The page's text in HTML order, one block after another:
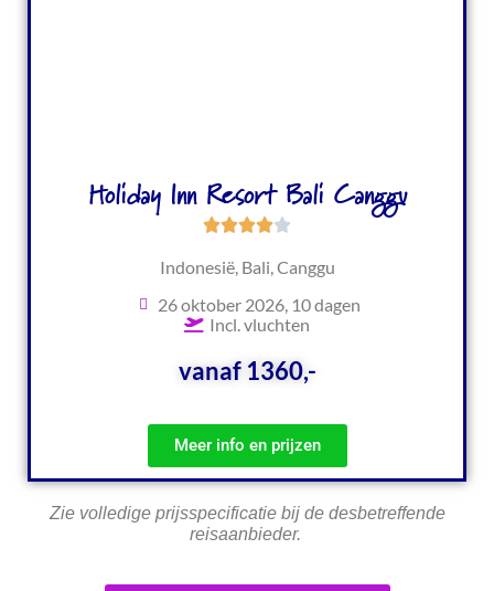
Holiday Inn Resort Bali Canggu
Indonesië, Bali, Canggu
26 oktober 2026, 10 dagen
Incl. vluchten
vanaf 1360,-
Meer info en prijzen
Zie volledige prijsspecificatie bij de desbetreffende
reisaanbieder.